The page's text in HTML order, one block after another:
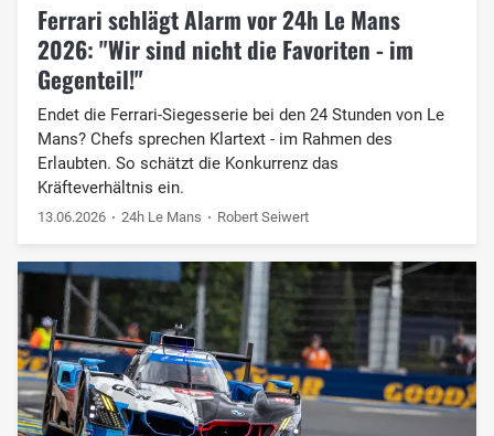
Ferrari schlägt Alarm vor 24h Le Mans
2026: "Wir sind nicht die Favoriten - im
Gegenteil!"
Endet die Ferrari-Siegesserie bei den 24 Stunden von Le
Mans? Chefs sprechen Klartext - im Rahmen des
Erlaubten. So schätzt die Konkurrenz das
Kräfteverhältnis ein.
13.06.2026 24h Le Mans Robert Seiwert